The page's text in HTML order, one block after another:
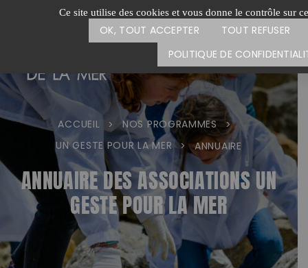
Ce site utilise des cookies et vous donne le contrôle sur
OK, TOUT ACCEPTER
TOUT REFUSER
POLITIQUE DE
CARTE DES ACTIONS FAIRE
ACCUEIL > NOS PROGRAMMES >
UN GESTE POUR LA MER > ANNUAIRE
ANNUAIRE DES ASSOCIATIONS UN
GESTE POUR LA MER